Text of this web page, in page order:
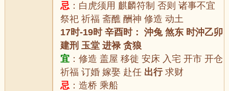
忌 ：白虎须用 麒麟符制 否则 诸事不宜
祭祀 祈福 斋醮 酬神 修造 动土
17时-19时 辛酉时： 沖兔 煞东 时沖乙卯
建刑 玉堂 进禄 贪狼
宜 ：修造 盖屋 移徙 安床 入宅 开市 开仓
祈福 订婚 嫁娶 赴任 出行求财
忌 ：造桥 乘船